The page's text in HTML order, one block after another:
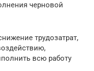
черновой
трудозатрат,
всю работу